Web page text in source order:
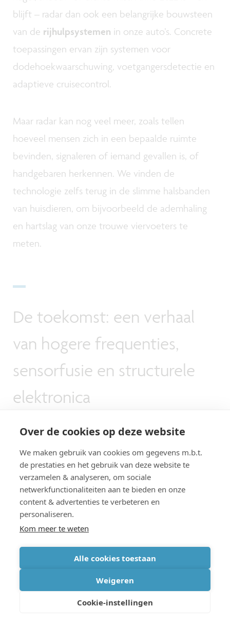
Over de cookies op deze website
We maken gebruik van cookies om gegevens m.b.t.
de prestaties en het gebruik van deze website te
verzamelen & analyseren, om sociale
netwerkfunctionaliteiten aan te bieden en onze
content & advertenties te verbeteren en
personaliseren.
Kom meer te weten
Alle cookies toestaan
Weigeren
Cookie-instellingen
blijft – radar dan ook een belangrijke bouwsteen
van de rijhulpsystemen in onze auto’s. Concrete
toepassingen ervan zijn systemen voor
dodehoekwaarschuwing, voetgangersdetectie en
adaptieve cruisecontrol.
Maar radar kan nog veel meer, zoals tellen
hoeveel mensen zich in een bepaalde ruimte
bevinden, signaleren of iemand gevallen is, of
handgebaren herkennen. We vinden de
technologie zelfs terug in de slimme halsbanden
van huisdieren, om bijvoorbeeld de ademhaling
en hartslag van onze trouwe viervoeters te
meten.
De toekomst: een verhaal
van hogere frequenties,
sensorfusie en structurele
elektronica
Radartechnologie heeft – letterlijk en figuurlijk –
al een hele weg afgelegd, maar toch is het
verhaal ervan verre van geschreven. Er wordt
immers volop naar manieren gezocht om
radarsystemen nog kleiner, krachtiger,
energiezuiniger en intelligenter te maken.
Het gebruik van steeds hogere frequenties speelt
daarbij een sleutelrol.Hogere frequenties
toe om een radarsysteem kleiner te maken